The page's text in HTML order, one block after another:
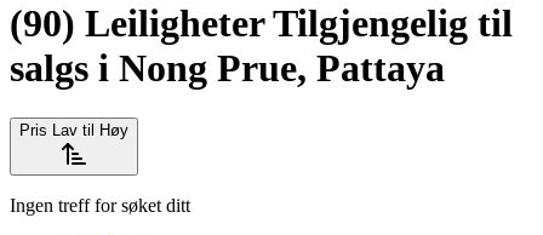
(90) Leiligheter Tilgjengelig til
salgs i Nong Prue, Pattaya
Pris Lav til Høy
Ingen treff for søket ditt